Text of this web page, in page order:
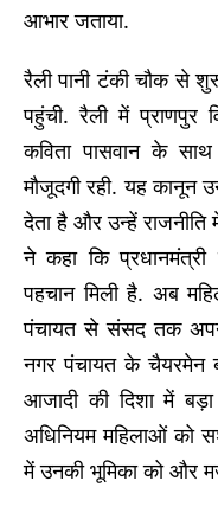
आभार जताया.
रैली पानी टंकी चौक से
पहुंची. रैली में प्राणपुर
कविता पासवान के
मौजूदगी रही. यह कानून
देता है और उन्हें
ने कहा कि
पहचान मिली है. अब
पंचायत से संसद तक अपनी
नगर पंचायत के चैयरमेन
आजादी की दिशा में
अधिनियम महिलाओं को
में उनकी भूमिका को और